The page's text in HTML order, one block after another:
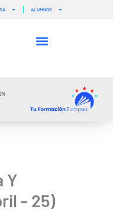
ALUMNOS
Y
- 25)